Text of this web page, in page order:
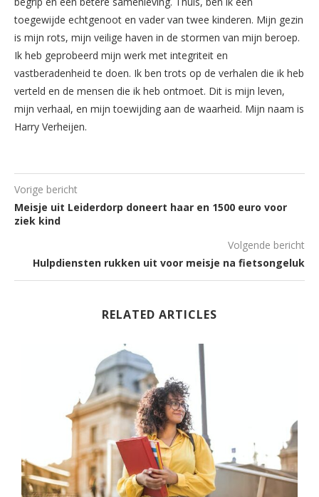
toegewijde echtgenoot en vader van twee kinderen. Mijn gezin
is mijn rots, mijn veilige haven in de stormen van mijn beroep.
Ik heb geprobeerd mijn werk met integriteit en
vastberadenheid te doen. Ik ben trots op de verhalen die ik heb
verteld en de mensen die ik heb ontmoet. Dit is mijn leven,
mijn verhaal, en mijn toewijding aan de waarheid. Mijn naam is
Harry Verheijen.
Vorige bericht
Meisje uit Leiderdorp doneert haar en 1500 euro voor
ziek kind
Volgende bericht
Hulpdiensten rukken uit voor meisje na fietsongeluk
RELATED ARTICLES